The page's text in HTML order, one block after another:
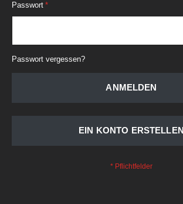
Passwort
Passwort vergessen?
ANMELDEN
EIN KONTO ERSTELLEN